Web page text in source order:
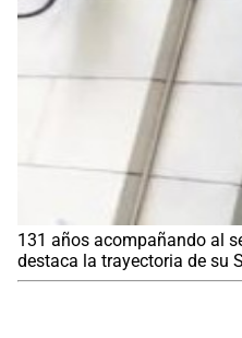
131 años acompañando al
destaca la trayectoria de su